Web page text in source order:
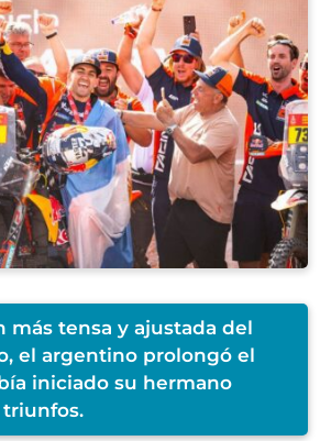
más tensa y ajustada del
el argentino prolongó el
iniciado su hermano
triunfos.